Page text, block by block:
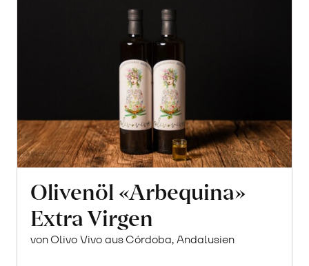
Olivenöl «Arbequina»
Extra Virgen
von Olivo Vivo aus Córdoba, Andalusien